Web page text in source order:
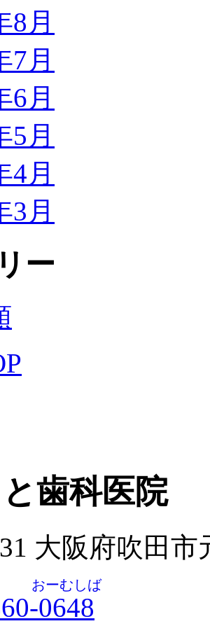
8月
7月
6月
5月
4月
3月
ー
歯科医院
大阪府吹田
0648
おーむしば